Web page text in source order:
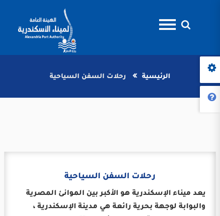
الرئيسية رحلات السفن السياحية
رحلات السفن السياحية
يعد ميناء الإسكندرية هو الأكبر بين الموانئ المصرية
والبوابة لوجهة بحرية رائعة هي مدينة الإسكندرية ،